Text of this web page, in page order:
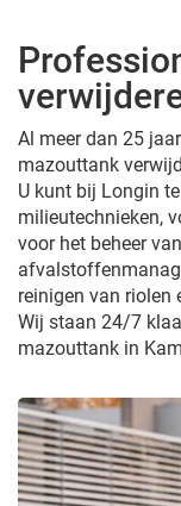
Al meer dan 25
mazouttank
U kunt bij Longin
milieutechnieken,
voor het beheer
reinigen van riolen
Wij staan 24/7
mazouttank in